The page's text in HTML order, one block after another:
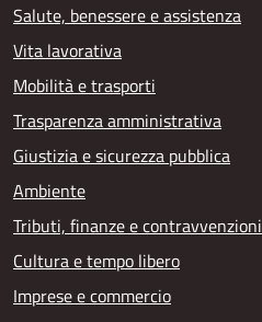
Salute, benessere e assistenza
Vita lavorativa
Mobilità e trasporti
Trasparenza amministrativa
Giustizia e sicurezza pubblica
Ambiente
Tributi, finanze e contravvenzioni
Cultura e tempo libero
Imprese e commercio